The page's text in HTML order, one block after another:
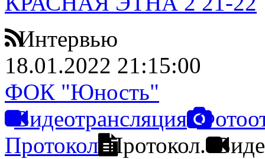
Интервью
18.01.2022 21:15:00
ФОК "Юность"
Видеотрансляция
Протокол Протокол.